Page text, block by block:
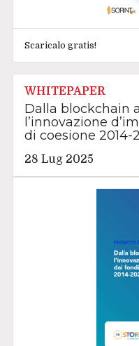
Scaricalo gratis!
WHITEPAPER
Dalla blockchain
l’innovazione
di coesione 2014-
28 Lug 2025